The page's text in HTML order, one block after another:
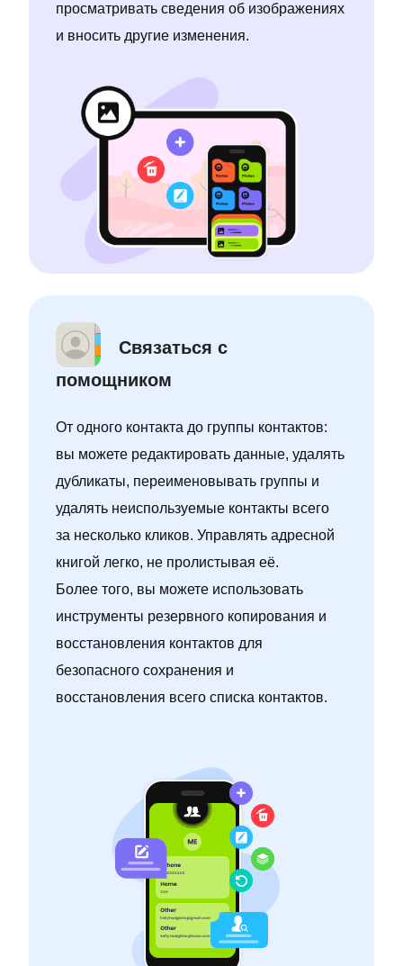
просматривать сведения об изображениях
и вносить другие изменения.
Связаться с
помощником
От одного контакта до группы контактов:
вы можете редактировать данные, удалять
дубликаты, переименовывать группы и
удалять неиспользуемые контакты всего
за несколько кликов. Управлять адресной
книгой легко, не пролистывая её.
Более того, вы можете использовать
инструменты резервного копирования и
восстановления контактов для
безопасного сохранения и
восстановления всего списка контактов.